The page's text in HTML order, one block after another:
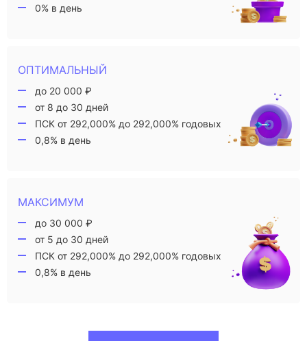
0% в день
ОПТИМАЛЬНЫЙ
до 20 000 ₽
от 8 до 30 дней
ПСК от 292,000% до 292,000% годовых
0,8% в день
МАКСИМУМ
до 30 000 ₽
от 5 до 30 дней
ПСК от 292,000% до 292,000% годовых
0,8% в день